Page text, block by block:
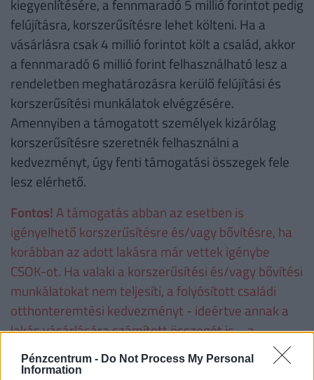
Pénzcentrum - Do Not Process My Personal
Information
kiegyenlítésére, a fennmaradó 5 millió forintot pedig
felújításra, korszerűsítésre lehet költeni. Ha a
vásárlásra csak 4 millió forintot költ a család, akkor
a fennmaradó 6 millió forint felhasználható lesz a
rendeletben meghatározásra kerülő felújítási és
korszerűsítési munkálatok elvégzésére.
Amennyiben a támogatott személyek kizárólag
korszerűsítésre szeretnék felhasználni a
kedvezményt, úgy fenti támogatási összegek fele
lesz elérhető.
Fontos! A támogatás abban az esetben is
igényelhető korszerűsítésre és/vagy bővítésre, ha
korábban az adott lakásra már vettek igénybe
CSOK-ot. Ha valaki a korszerűsítési és/vagy bővítési
munkálatokat nem teljesíti, a folyósított családi
otthonteremtési kedvezményt - ideértve annak a
lakás vásárlására számított összegét is − a
folyósítás napjától számított, Ptk. szerinti
késedelmi kamattal növelten köteles visszafizetni.